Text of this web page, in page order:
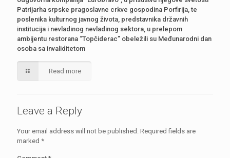
Patrijarha srpske pragoslavne crkve gospodina Porfirija, te
poslenika kulturnog javnog života, predstavnika državnih
institucija i nevladinog nevladinog sektora, u prelepom
ambijentu restorana “Topčiderac” obeležili su Međunarodni dan
osoba sa invaliditetom
Read more
Leave a Reply
Your email address will not be published. Required fields are
marked *